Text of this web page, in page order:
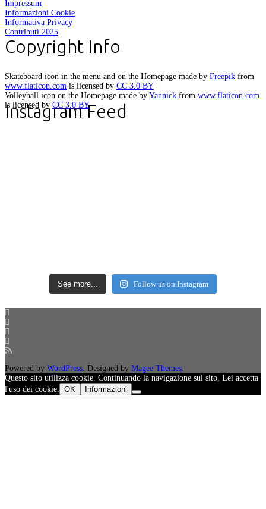
Impressum
Informazioni Cookie
Informativa Privacy
Contributi 2025
Copyright Info
Skateboard icon in the menu and on the Homepage made by Freepik from
www.flaticon.com is licensed by CC 3.0 BY
Volleyball icon on the Homepage made by Yannick from www.flaticon.com
is licensed by CC 3.0 BY
Instagram Feed
See more... Follow us on Instagram
Powered by WordPress . Designed by Magee Themes
Questo sito utilizza cookie. Continuando la navigazione sul sito, Lei accetta
l'uso dei cookie.
OK Informazioni